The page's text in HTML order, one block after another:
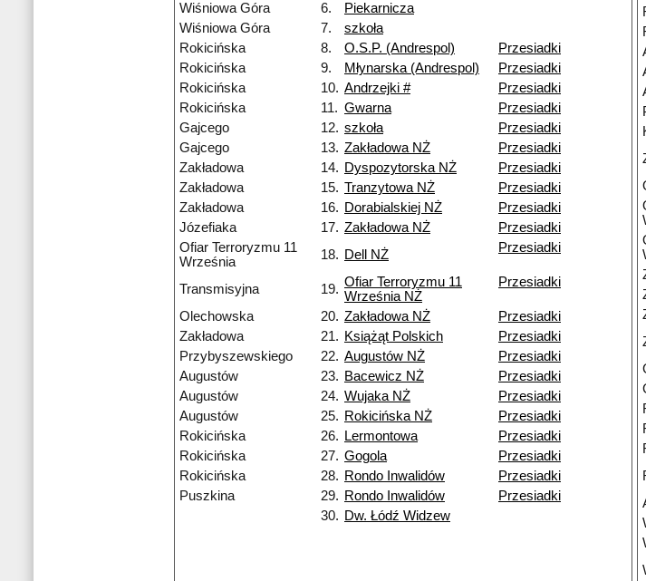
Wiśniowa Góra
6.
Piekarnicza
Wiśniowa Góra
7.
szkoła
Rokicińska
8. O.S.P. (Andrespol)
Przesiadki
Rokicińska
9. Młynarska (Andrespol)
Przesiadki
Rokicińska
10. Andrzejki #
Przesiadki
Rokicińska
11. Gwarna
Przesiadki
Gajcego
12. szkoła
Przesiadki
Gajcego
13. Zakładowa NŻ
Przesiadki
Zakładowa
14. Dyspozytorska NŻ
Przesiadki
Zakładowa
15. Tranzytowa NŻ
Przesiadki
Zakładowa
16. Dorabialskiej NŻ
Przesiadki
Józefiaka
17. Zakładowa NŻ
Przesiadki
Ofiar Terroryzmu 11
Września
18. Dell NŻ Przesiadki
Transmisyjna 19. Ofiar Terroryzmu 11
Września NŻ
Przesiadki
Olechowska 20. Zakładowa NŻ
Przesiadki
Zakładowa
21. Książąt Polskich
Przesiadki
Przybyszewskiego
22. Augustów NŻ
Przesiadki
Augustów
23. Bacewicz NŻ
Przesiadki
Augustów
24. Wujaka NŻ
Przesiadki
Augustów
25. Rokicińska NŻ
Przesiadki
Rokicińska
26. Lermontowa
Przesiadki
Rokicińska
27. Gogola
Przesiadki
Rokicińska
28. Rondo Inwalidów
Przesiadki
Puszkina
29. Rondo Inwalidów
Przesiadki
30. Dw. Łódź Widzew